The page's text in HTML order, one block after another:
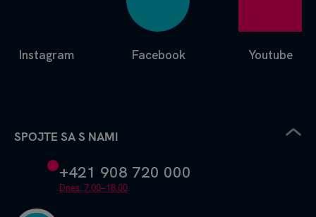
Facebook
Instagram Youtube
SPOJTE SA S NAMI
+421 908 720 000
Dnes: 7.00–18.00